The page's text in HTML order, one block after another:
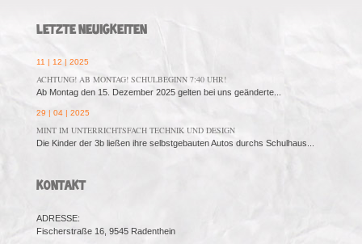
LETZTE NEUIGKEITEN
11 | 12 | 2025
ACHTUNG! AB MONTAG! SCHULBEGINN 7:40 UHR!
Ab Montag den 15. Dezember 2025 gelten bei uns geänderte...
29 | 04 | 2025
MINT IM UNTERRICHTSFACH TECHNIK UND DESIGN
Die Kinder der 3b ließen ihre selbstgebauten Autos durchs Schulhaus...
KONTAKT
ADRESSE:
Fischerstraße 16, 9545 Radenthein